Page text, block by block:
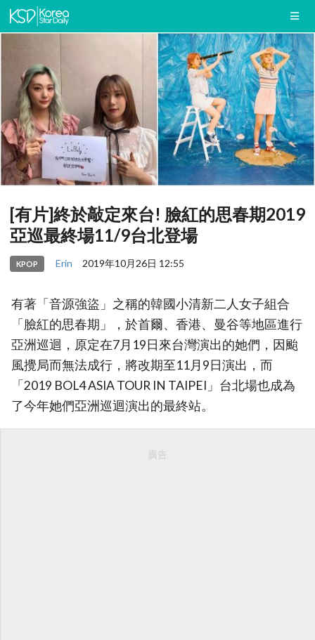
[有片]終於敲定來台! 臉紅的思春期2019
亞巡最終場11/9台北登場
KPOP Erin 2019年10月26日 12:55
有著「音源強盜」之稱的韓國小清新二人女子組合
「臉紅的思春期」，於首爾、香港、曼谷等地區進行
亞洲巡迴，原定在7月19日來台灣演出的她們，因颱
風攪局而無法成行，將改期至11月9日演出，而
「2019 BOL4 ASIA TOUR IN TAIPEI」台北場也成為
了今年她們亞洲巡迴演出的最終站。
廣告